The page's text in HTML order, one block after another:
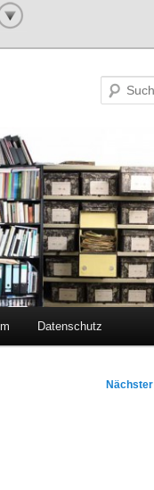
Datenschutz
Nächster